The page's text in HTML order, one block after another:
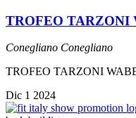
TROFEO TARZONI
Conegliano Conegliano
TROFEO TARZONI
Dic 1 2024